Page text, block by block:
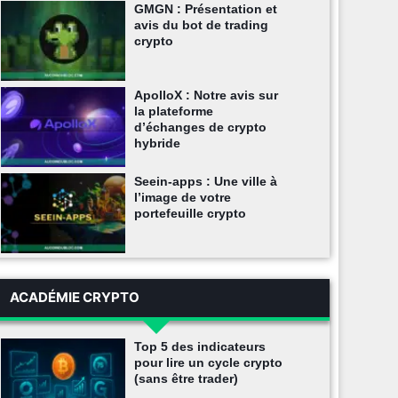
GMGN : Présentation et
avis du bot de trading
crypto
ApolloX : Notre avis sur
la plateforme
d’échanges de crypto
hybride
Seein-apps : Une ville à
l’image de votre
portefeuille crypto
ACADÉMIE CRYPTO
Top 5 des indicateurs
pour lire un cycle crypto
(sans être trader)